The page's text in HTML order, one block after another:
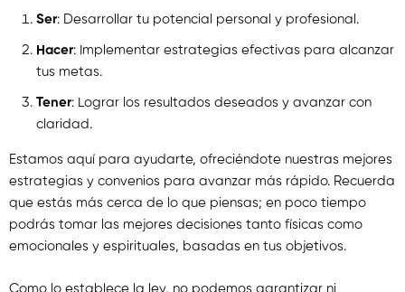
Ser: Desarrollar tu potencial personal y profesional.
Hacer: Implementar estrategias efectivas para alcanzar
tus metas.
Tener: Lograr los resultados deseados y avanzar con
claridad.
Estamos aquí para ayudarte, ofreciéndote nuestras mejores
estrategias y convenios para avanzar más rápido. Recuerda
que estás más cerca de lo que piensas; en poco tiempo
podrás tomar las mejores decisiones tanto físicas como
emocionales y espirituales, basadas en tus objetivos.
Como lo establece la ley, no podemos garantizar ni